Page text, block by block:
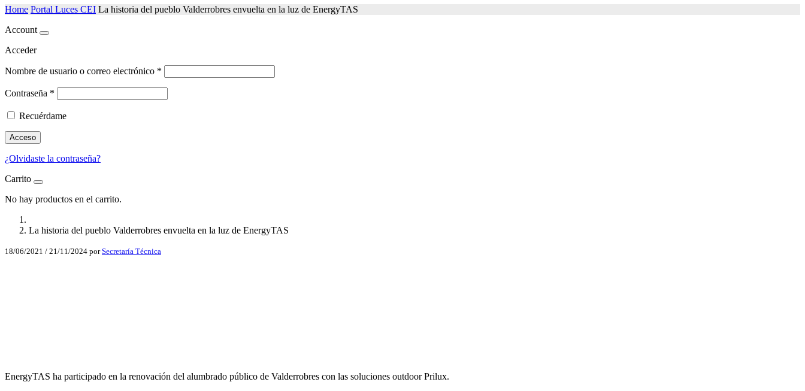
Home Portal Luces CEI La historia del pueblo Valderrobres envuelta en la luz de EnergyTAS
Account
Acceder
Nombre de usuario o correo electrónico *
Contraseña *
Recuérdame
Acceso
¿Olvidaste la contraseña?
Carrito
No hay productos en el carrito.
La historia del pueblo Valderrobres envuelta en la luz de EnergyTAS
18/06/2021 / 21/11/2024 porSecretaría Técnica
WhatsApp
EnergyTAS ha participado en la renovación del alumbrado público de Valderrobres con las soluciones outdoor Prilux.